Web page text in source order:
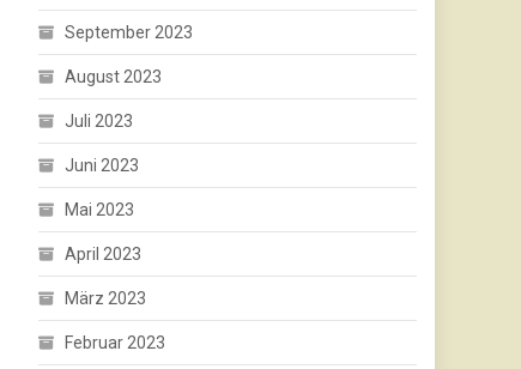
September 2023
August 2023
Juli 2023
Juni 2023
Mai 2023
April 2023
März 2023
Februar 2023